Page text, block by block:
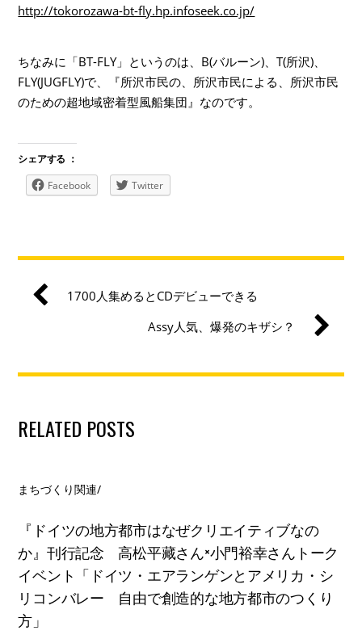
http://tokorozawa-bt-fly.hp.infoseek.co.jp/
ちなみに「BT-FLY」というのは、B(バルーン)、T(所沢)、
FLY(JUGFLY)で、『所沢市民の、所沢市民による、所沢市民
のための超地域密着型風船集団』なのです。
シェアする ：
Facebook
Twitter
1700人集めるとCDデビューできる
Assy人気、爆発のキザシ？
RELATED POSTS
まちづくり関連/
『ドイツの地方都市はなぜクリエイティブなの
か』刊行記念 高松平藏さん×小門裕幸さんトーク
イベント「ドイツ・エアランゲンとアメリカ・シ
リコンバレー 自由で創造的な地方都市のつくり
方」